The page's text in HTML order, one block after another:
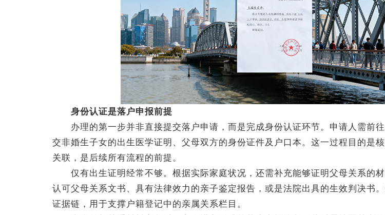
身份认证是落户申报前提
办理的第一步并非直接提交落户申请，而是完成身份认证环节。申请人需前往
交非婚生子女的出生医学证明、父母双方的身份证件及户口本。这一过程目的是
关联，是后续所有流程的前提。
仅有出生证明经常不够。根据实际家庭状况，还需补充能够证明父母关系的材
认可父母关系文书、具有法律效力的亲子鉴定报告，或是法院出具的生效判决书
证据链，用于支撑户籍登记中的亲属关系栏目。